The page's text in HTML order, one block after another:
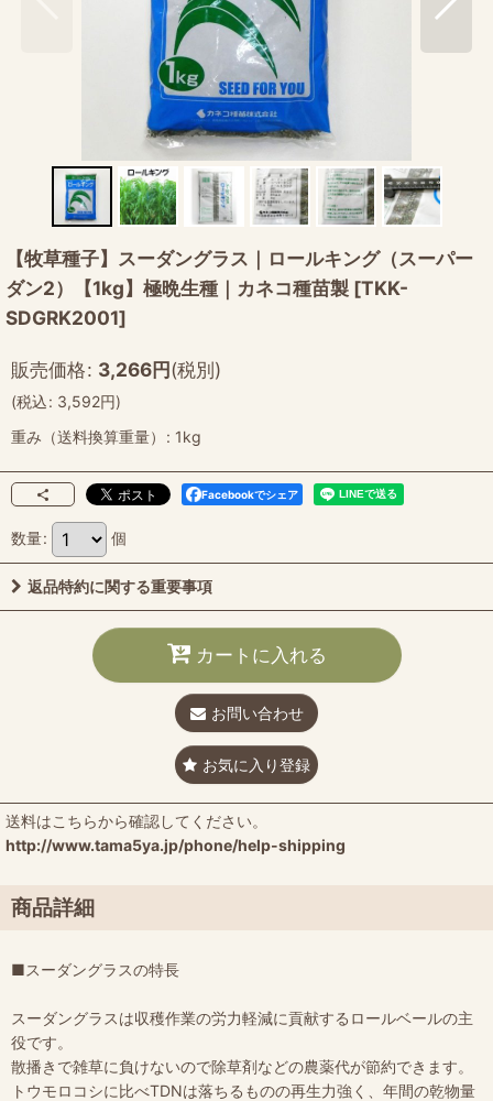
【牧草種子】スーダングラス｜ロールキング（スーパー
ダン2）【1kg】極晩生種｜カネコ種苗製 [TKK-
SDGRK2001]
販売価格: 3,266円(税別)
(税込: 3,592円)
重み（送料換算重量）
: 1kg
Facebookでシェア
数量: 個
返品特約に関する重要事項
カートに入れる
お問い合わせ
お気に入り登録
送料はこちらから確認してください。
http://www.tama5ya.jp/phone/help-shipping
商品詳細
■スーダングラスの特長
スーダングラスは収穫作業の労力軽減に貢献するロールベールの主
役です。
散播きで雑草に負けないので除草剤などの農薬代が節約できます。
トウモロコシに比べTDNは落ちるものの再生力強く、年間の乾物量